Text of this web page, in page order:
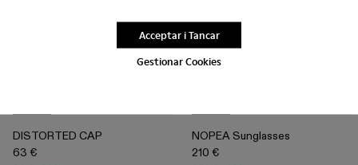
Gestionar Cookies
Acceptar i Tancar
DISTORTED CAP
63 €
NOPEA Sunglasses
210 €